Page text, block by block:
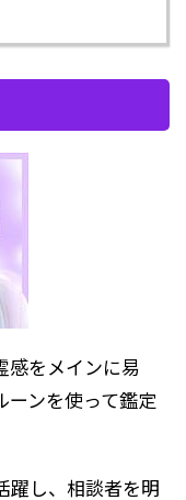
感をメインに易
ンを使って鑑定
躍し、相談者を明